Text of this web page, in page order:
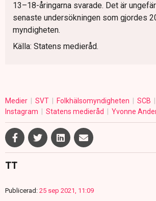
13–18-åringarna svarade. Det är
senaste undersökningen som gjordes
myndigheten.
Källa: Statens medieråd.
Medier SVT Folkhälsomyndigheten SCB
Instagram
Statens medieråd Yvonne
TT
Publicerad: 25 sep 2021, 11:09